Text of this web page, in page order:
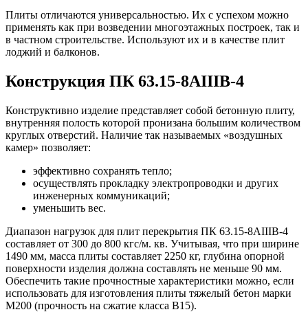
Плиты отличаются универсальностью. Их с успехом можно
применять как при возведении многоэтажных построек, так и
в частном строительстве. Используют их и в качестве плит
лоджий и балконов.
Конструкция ПК 63.15-8АIIIВ-4
Конструктивно изделие представляет собой бетонную плиту,
внутренняя полость которой пронизана большим количеством
круглых отверстий. Наличие так называемых «воздушных
камер» позволяет:
эффективно сохранять тепло;
осуществлять прокладку электропроводки и других
инженерных коммуникаций;
уменьшить вес.
Диапазон нагрузок для плит перекрытия ПК 63.15-8АIIIВ-4
составляет от 300 до 800 кгс/м. кв. Учитывая, что при ширине
1490 мм, масса плиты составляет 2250 кг, глубина опорной
поверхности изделия должна составлять не меньше 90 мм.
Обеспечить такие прочностные характеристики можно, если
использовать для изготовления плиты тяжелый бетон марки
М200 (прочность на сжатие класса В15).